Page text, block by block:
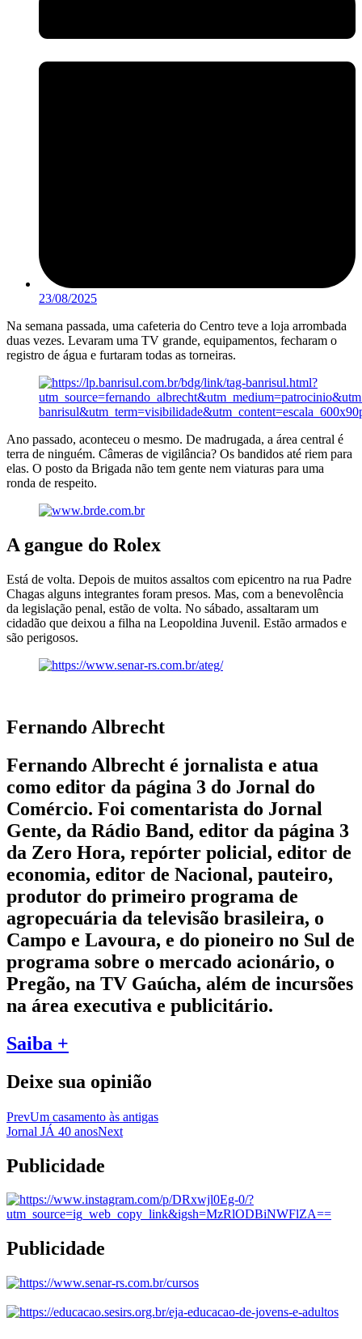
23/08/2025
Na semana passada, uma cafeteria do Centro teve a loja arrombada
duas vezes. Levaram uma TV grande, equipamentos, fecharam o
registro de água e furtaram todas as torneiras.
Ano passado, aconteceu o mesmo. De madrugada, a área central é
terra de ninguém. Câmeras de vigilância? Os bandidos até riem para
elas. O posto da Brigada não tem gente nem viaturas para uma
ronda de respeito.
A gangue do Rolex
Está de volta. Depois de muitos assaltos com epicentro na rua Padre
Chagas alguns integrantes foram presos. Mas, com a benevolência
da legislação penal, estão de volta. No sábado, assaltaram um
cidadão que deixou a filha na Leopoldina Juvenil. Estão armados e
são perigosos.
Fernando Albrecht
Fernando Albrecht é jornalista e atua
como editor da página 3 do Jornal do
Comércio. Foi comentarista do Jornal
Gente, da Rádio Band, editor da página 3
da Zero Hora, repórter policial, editor de
economia, editor de Nacional, pauteiro,
produtor do primeiro programa de
agropecuária da televisão brasileira, o
Campo e Lavoura, e do pioneiro no Sul de
programa sobre o mercado acionário, o
Pregão, na TV Gaúcha, além de incursões
na área executiva e publicitário.
Saiba +
Deixe sua opinião
PrevUm casamento às antigas
Jornal JÁ 40 anosNext
Publicidade
Publicidade